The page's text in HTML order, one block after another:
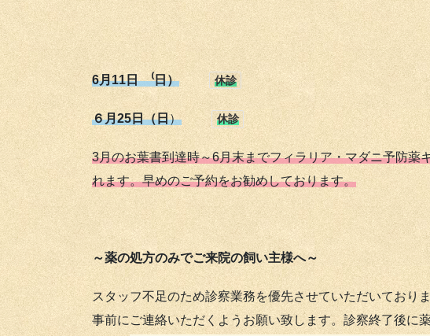
6月11日 ⁽日） 休診
６月25日（日） 休診
3月のお葉書到達時～6月末までフィラリア・マダニ予防薬
れます。早めのご予約をお勧めしております。
～薬の処方のみでご来院の飼い主様へ～
スタッフ不足のため診察業務を優先させていただいており
事前にご連絡いただくようお願い致します。診察終了後に